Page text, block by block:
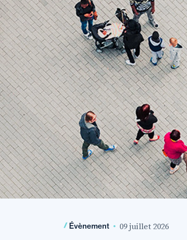
Évènement 09 juillet 2026